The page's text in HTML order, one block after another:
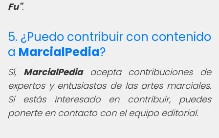
Fu".
5. ¿Puedo contribuir con contenido
a MarcialPedia?
Sí, MarcialPediaacepta contribuciones de
expertos y entusiastas de las artes marciales.
Si estás interesado en contribuir, puedes
ponerte en contacto con el equipo editorial.